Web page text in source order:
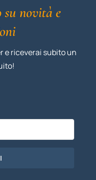
su novità e
e riceverai subito un